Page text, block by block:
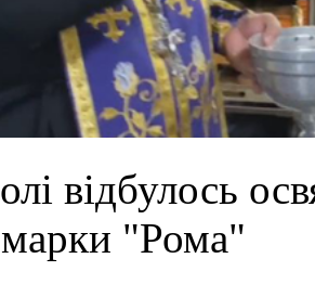
відбулось
марки "Рома"